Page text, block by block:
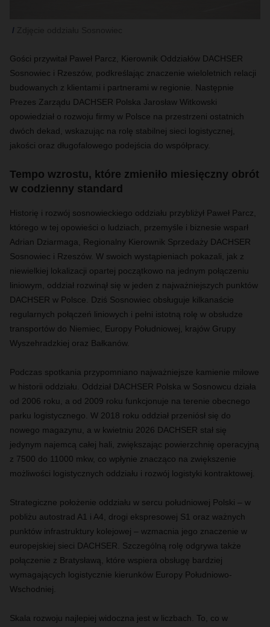
Gości przywitał Paweł Parcz, Kierownik Oddziałów DACHSER
Sosnowiec i Rzeszów, podkreślając znaczenie wieloletnich relacji
budowanych z klientami i partnerami w regionie. Następnie
Prezes Zarządu DACHSER Polska Jarosław Witkowski
opowiedział o rozwoju firmy w Polsce na przestrzeni ostatnich
dwóch dekad, wskazując na rolę stabilnej sieci logistycznej,
jakości oraz długofalowego podejścia do współpracy.
Tempo wzrostu, które zmieniło miesięczny obrót
w codzienny standard
Historię i rozwój sosnowieckiego oddziału przybliżył Paweł Parcz
którego w tej opowieści o ludziach przemyśle i biznesie wsparł
Adrian Dziarmaga, Regionalny Kierownik Sprzedaży DACHSER
Sosnowiec i Rzeszów. W swoich wystąpieniach pokazali, jak z
niewielkiej lokalizacji opartej początkowo na jednym połączeniu
liniowym
oddział rozwinął się w jeden z najważniejszych punktów
DACHSER w Polsce. Dziś Sosnowiec obsługuje kilkanaście
regularnych połączeń liniowych i pełni istotną rolę w obsłudze
transportów do Niemiec, Europy Południowej, krajów Grupy
Wyszehradzkiej oraz Bałkanów.
Podczas spotkania przypomniano najważniejsze kamienie milowe
w historii oddziału. Oddział DACHSER Polska w Sosnowcu działa
od 2006 roku, a od 2009 roku funkcjonuje na terenie obecnego
parku logistycznego. W 2018 roku oddział przeniósł się do
nowego magazynu, a w kwietniu 2026 DACHSER stał się
jedynym najemcą całej hali, zwiększając powierzchnię operacyjną
z 7500 do 11000 mkw, co wpłynie znacząco na zwiększenie
możliwości logistycznych oddziału i rozwój logistyki kontraktowej.
Strategiczne położenie oddziału w sercu południowej Polski – w
pobliżu autostrad A1 i A4, drogi ekspresowej S1 oraz ważnych
punktów infrastruktury kolejowej – wzmacnia jego znaczenie w
europejskiej sieci DACHSER. Szczególną rolę odgrywa także
połączenie z Bratysławą, które wspiera obsługę bardziej
wymagających logistycznie kierunków Europy Południowo-
Wschodniej.
Skala rozwoju najlepiej widoczna jest w liczbach. To, co w